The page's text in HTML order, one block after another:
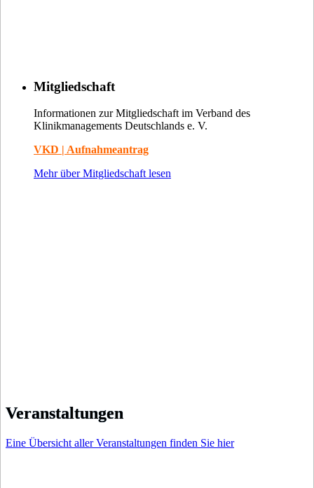
Mitgliedschaft
Informationen zur Mitgliedschaft im Verband des
Klinikmanagements Deutschlands e. V.
VKD | Aufnahmeantrag
Mehr über Mitgliedschaft lesen
Veranstaltungen
Eine Übersicht aller Veranstaltungen finden Sie hier